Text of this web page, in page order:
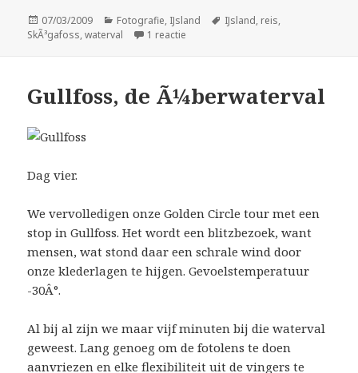
Geplaatst
op
07/03/2009 Categorieën
Fotografie, IJsland Tags
IJsland, reis,
SkÃ³gafoss,waterval 1 reactie
Gullfoss, de Ã¼berwaterval
Dag vier.
We vervolledigen onze Golden Circle tour met een
stop in Gullfoss. Het wordt een blitzbezoek, want
mensen, wat stond daar een schrale wind door
onze klederlagen te hijgen. Gevoelstemperatuur
-30Â°.
Al bij al zijn we maar vijf minuten bij die waterval
geweest. Lang genoeg om de fotolens te doen
aanvriezen en elke flexibiliteit uit de vingers te